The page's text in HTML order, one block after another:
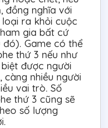
đồng nghĩa với
ra khỏi cuộc
gia bất cứ
Game có thể
thứ 3 nếu như
được người
nhiều người
vai trò. Số
thứ 3 cũng sẽ
số lượng